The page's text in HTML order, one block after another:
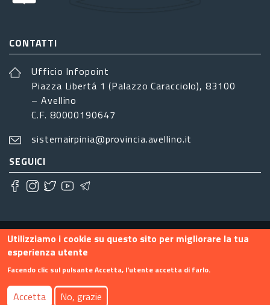
CONTATTI
Ufficio Infopoint
Piazza Libertá 1 (Palazzo Caracciolo), 83100
– Avellino
C.F. 80000190647
sistemairpinia@provincia.avellino.it
SEGUICI
Footer menu
Contatti Info Privacy
Utilizziamo i cookie su questo sito per migliorare la tua
esperienza utente
Facendo clic sul pulsante Accetta, l'utente accetta di farlo.
Accetta No, grazie